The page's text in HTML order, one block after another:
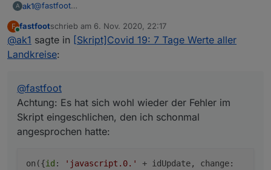
A ak1@fastfoot
eingeschlichen, den ich schonmal angesprochen hatte:
statt
F
Online
fastfootschrieb am 6. Nov. 2020, 22:17
zuletzt editiert von
@ak1 sagte in [Skript]Covid 19: 7 Tage Werte aller
Landkreise:
@fastfoot
Achtung: Es hat sich wohl wieder der Fehler im
Skript eingeschlichen, den ich schonmal
angesprochen hatte:
on({id : 'javascript.0.'
+ idUpdate, change: